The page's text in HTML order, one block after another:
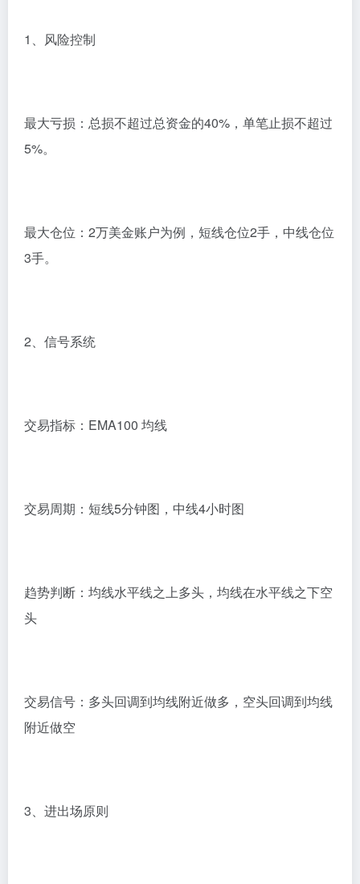
1、风险控制
最大亏损：总损不超过总资金的40%，单笔止损不超过
5%。
最大仓位：2万美金账户为例，短线仓位2手，中线仓位
3手。
2、信号系统
交易指标：EMA100 均线
交易周期：短线5分钟图，中线4小时图
趋势判断：均线水平线之上多头，均线在水平线之下空
头
交易信号：多头回调到均线附近做多，空头回调到均线
附近做空
3、进出场原则